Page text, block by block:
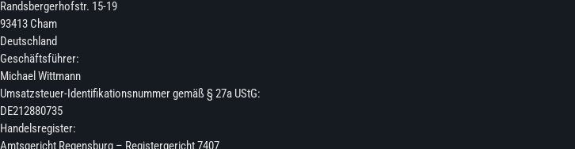
Randsbergerhofstr. 15-19
93413 Cham
Deutschland
Geschäftsführer:
Michael Wittmann
Umsatzsteuer-Identifikationsnummer gemäß § 27a UStG:
DE212880735
Handelsregister:
Amtsgericht Regensburg – Registergericht 7407